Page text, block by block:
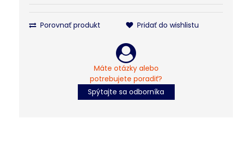
Porovnať produkt Pridať do wishlistu
Máte otázky alebo
potrebujete poradiť?
Spýtajte sa odborníka